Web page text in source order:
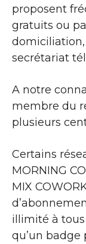
proposent
gratuits ou
secrétariat
A notre
membre du
plusieurs
Certains
MORNING
MIX
illimité à tous
qu’un badge